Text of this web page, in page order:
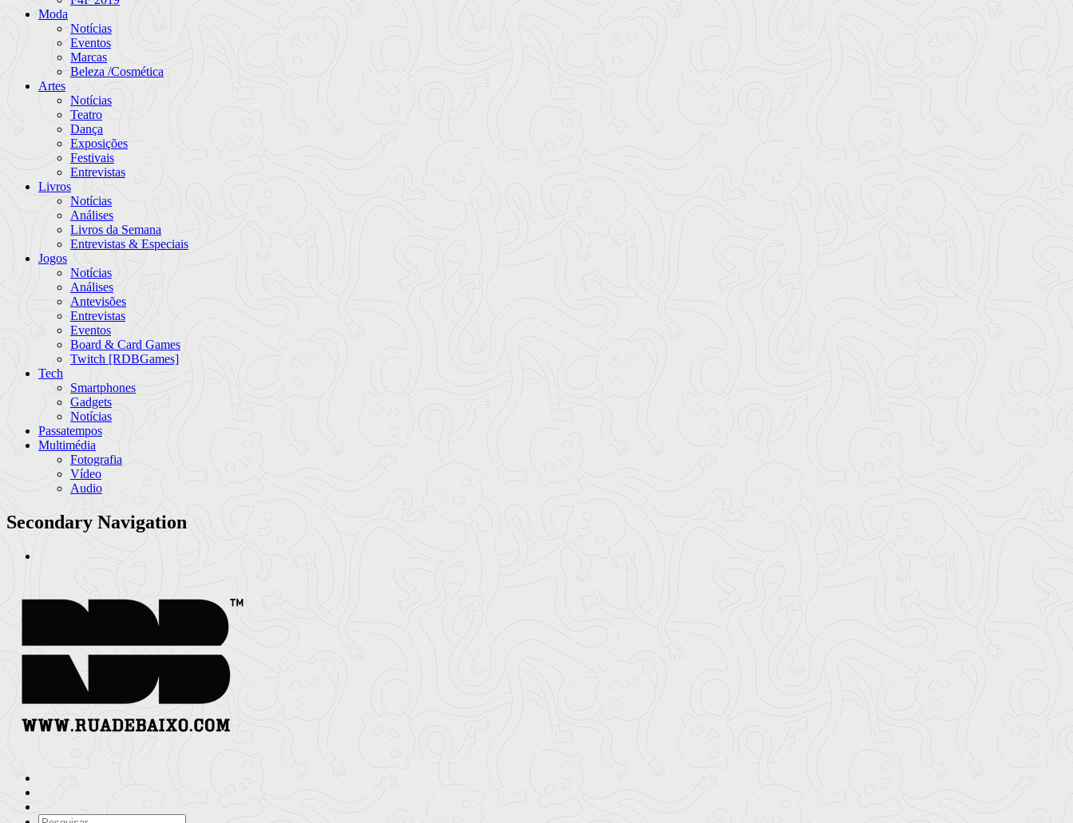
Moda
Notícias
Eventos
Marcas
Beleza /Cosmética
Artes
Notícias
Teatro
Dança
Exposições
Festivais
Entrevistas
Livros
Notícias
Análises
Livros da Semana
Entrevistas & Especiais
Jogos
Notícias
Análises
Antevisões
Entrevistas
Eventos
Board & Card Games
Twitch [RDBGames]
Tech
Smartphones
Gadgets
Notícias
Passatempos
Multimédia
Fotografia
Vídeo
Audio
Secondary Navigation